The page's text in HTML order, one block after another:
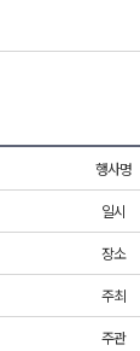
행사명
일시
장소
주최
주관